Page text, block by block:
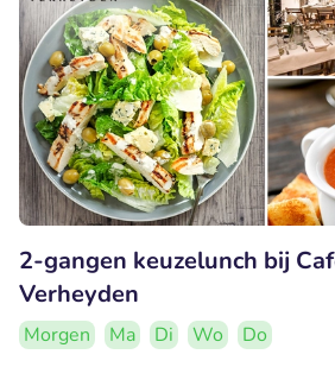
2-gangen keuzelunch bij
Verheyden
Morgen Ma Di Wo
Do